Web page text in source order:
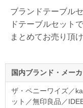
ブランドテーブル
ドテーブルセット
まとめてお売り頂
国内ブランド・メー
ザ・ペニーワイズ／
ット／無印良品／